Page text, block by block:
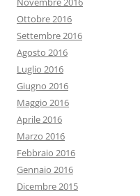
Ottobre 2016
Settembre 2016
Agosto 2016
Luglio 2016
Giugno 2016
Maggio 2016
Aprile 2016
Marzo 2016
Febbraio 2016
Gennaio 2016
Dicembre 2015